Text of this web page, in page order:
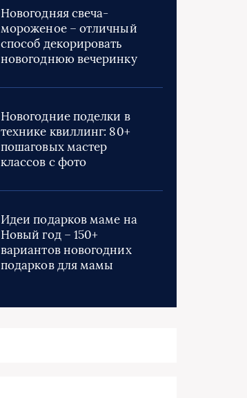
Новогодняя свеча-
мороженое – отличный
способ декорировать
новогоднюю вечеринку
Новогодние поделки в
технике квиллинг: 80+
пошаговых мастер
классов с фото
Идеи подарков маме на
Новый год – 150+
вариантов новогодних
подарков для мамы